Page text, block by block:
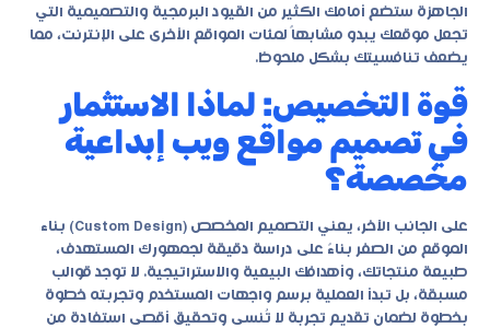
الجاهزة ستضع أمامك الكثير من القيود البرمجية والتصميمية التي
تجعل موقعك يبدو مشابهاً لمئات المواقع الأخرى على الإنترنت، مما
يضعف تنافسيتك بشكل ملحوظ.
قوة التخصيص: لماذا الاستثمار
في تصميم مواقع ويب إبداعية
مخصصة؟
على الجانب الآخر، يعني التصميم المخصص (Custom Design) بناء
الموقع من الصفر بناءً على دراسة دقيقة لجمهورك المستهدف،
طبيعة منتجاتك، وأهدافك البيعية والاستراتيجية. لا توجد قوالب
مسبقة، بل تبدأ العملية برسم واجهات المستخدم وتجربته خطوة
بخطوة لضمان تقديم تجربة لا تُنسى وتحقيق أقصى استفادة من